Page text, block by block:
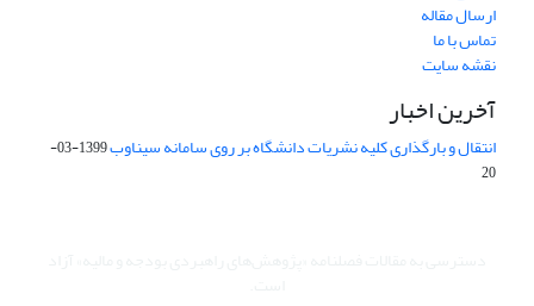
ارسال مقاله
تماس با ما
نقشه سایت
آخرین اخبار
انتقال و بارگذاری کلیه نشریات دانشگاه بر روی سامانه سیناوب
1399-03-
20